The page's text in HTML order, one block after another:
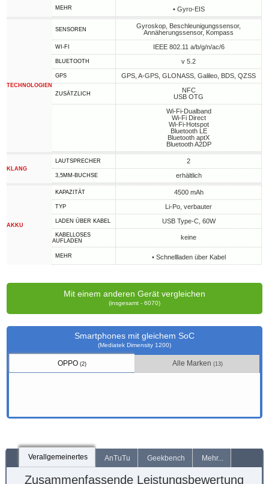
MEHR • Gyro-EIS
TECHNOLOGIEN
SENSOREN
Gyroskop, Beschleunigungssensor,
Annäherungssensor, Kompass
WI-FI IEEE 802.11 a/b/g/n/ac/6
BLUETOOTH v 5.2
GPS GPS, A-GPS, GLONASS, Galileo, BDS, QZSS
ZUSÄTZLICH
NFC
USB OTG
Wi-Fi-Dualband
Wi-Fi Direct
Wi-Fi-Hotspot
Bluetooth LE
Bluetooth aptX
Bluetooth A2DP
KLANG
LAUTSPRECHER 2
3,5MM-BUCHSE erhältlich
AKKU
KAPAZITÄT 4500 mAh
TYP Li-Po, verbauter
LADEN ÜBER KABEL USB Type-C, 60W
KABELLOSES
AUFLADEN
keine
MEHR • Schnellladen über Kabel
Mit einem anderen Gerät vergleichen
(insgesamt - 6070)
Smartphones mit gleichem SoC
(Mediatek Dimensity 1200)
OPPO(2) Alle Marken (13)
Verallgemeinertes AnTuTu Geekbench Mehr...
Zusammenfassende Leistungsbewertung